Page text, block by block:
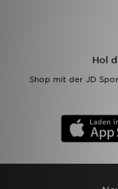
Hol
Shop mit der JD